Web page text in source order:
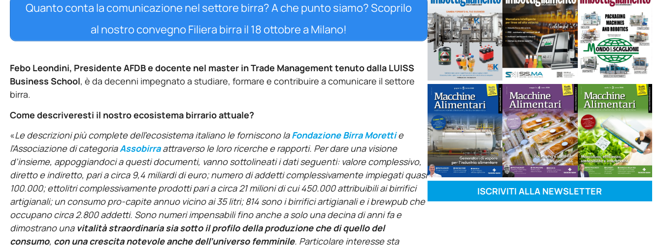
Quanto conta la comunicazione nel settore birra? A che punto siamo? Scoprilo
al nostro convegno Filiera birra il 18 ottobre a Milano!
Febo Leondini, Presidente AFDB e docente nel master in Trade Management tenuto dalla LUISS
Business School, è da decenni impegnato a studiare, formare e contribuire a comunicare il settore
birra.
Come descriveresti il nostro ecosistema birrario attuale?
«Le descrizioni più complete dell’ecosistema italiano le forniscono laFondazione Birra Morettie
l’Associazione di categoriaAssobirraattraverso le loro ricerche e rapporti. Per dare una visione
d’insieme, appoggiandoci a questi documenti, vanno sottolineati i dati seguenti: valore complessivo,
diretto e indiretto, pari a circa 9,4 miliardi di euro; numero di addetti complessivamente impiegati quasi
100.000; ettolitri complessivamente prodotti pari a circa 21 milioni di cui 450.000 attribuibili ai birrifici
artigianali; un consumo pro-capite annuo vicino ai 35 litri; 814 sono i birrifici artigianali e i brewpub che
occupano circa 2.800 addetti. Sono numeri impensabili fino anche a solo una decina di anni fa e
dimostrano una vitalità straordinaria sia sotto il profilo della produzione che di quello del
consumo, con una crescita notevole anche dell’universo femminile. Particolare interesse sta
ISCRIVITI ALLA NEWSLETTER